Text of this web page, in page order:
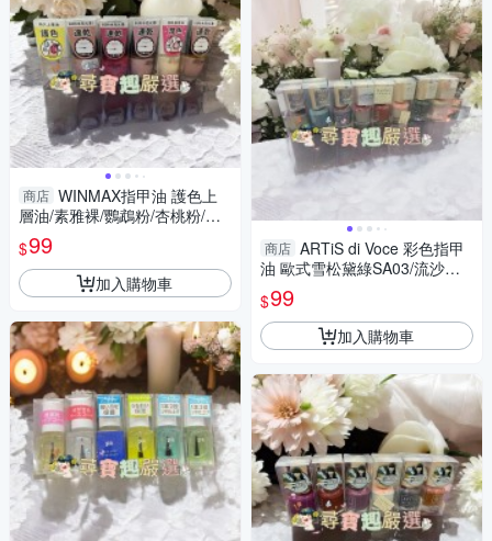
商店 WINMAX指甲油 護色上
層油/素雅裸/鸚鵡粉/杏桃粉/碧
藕褐/快乾潤色基底油
$99
加入購物車
商店 ARTiS di Voce 彩色指甲
油 歐式雪松黛綠SA03/流沙玫
瑰灰SA01/氤氳朦朧TL05/LN08
Fuzzy Violet/LN07 Gentle Viol
er/
$99
加入購物車